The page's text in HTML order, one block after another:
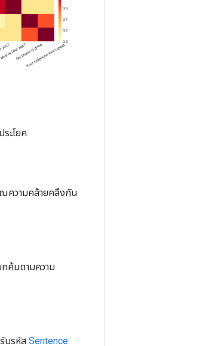
ะโยค
ณความคล้ายคลึงกัน
กค้นตามความ
บรหัส Sentence